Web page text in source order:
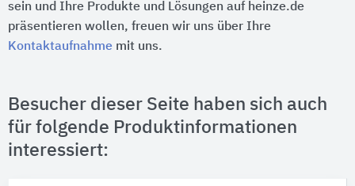
sein und Ihre Produkte und Lösungen auf heinze.de
präsentieren wollen, freuen wir uns über Ihre
Kontaktaufnahme mit uns.
Besucher dieser Seite haben sich auch
für folgende Produktinformationen
interessiert: